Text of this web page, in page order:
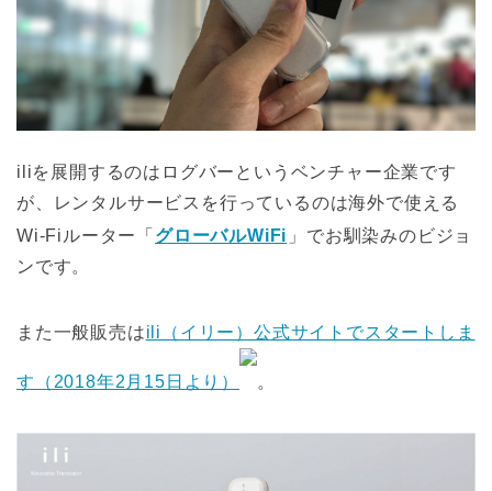
iliを展開するのはログバーというベンチャー企業です
が、レンタルサービスを行っているのは海外で使える
Wi-Fiルーター「 グローバルWiFi 」でお馴染みのビジョ
ンです。
また一般販売はili（イリー）公式サイトでスタートしま
す（2018年2月15日より） 。